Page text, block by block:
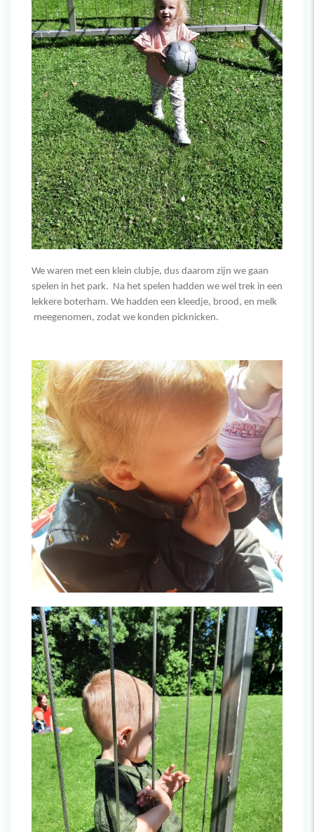
We waren met een klein clubje, dus daarom zijn we gaan
spelen in het park. Na het spelen hadden we wel trek in een
lekkere boterham. We hadden een kleedje, brood, en melk
meegenomen, zodat we konden picknicken.